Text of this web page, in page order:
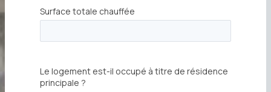
Surface totale chauffée
Le logement est-il occupé à titre de résidence
principale ?